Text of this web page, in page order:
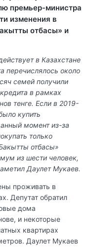
премьер-министра
изменения в
отбасы» и
в Казахстане
перечислялось около
семей получили
в рамках
тенге. Если в 2019-
купить
момент из-за
только
отбасы»
из шести человек,
Даулет Мукаев.
проживать в
Депутат обратил
дома
и некоторые
квартирах
Даулет Мукаев